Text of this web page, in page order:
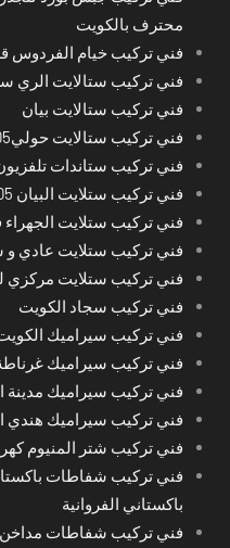
محترف بالكويت
فني تركيب خيام الفردوس
فني تركيب ستالايت الري
فني تركيب ستالايت بيان
فني تركيب ستالايت حولي55806005
فني تركيب ستاندات
فني تركيب ستلايت البيان 55806005
فني تركيب ستلايت
فني تركيب ستلايت عادي
فني تركيب ستلايت مركزي
فني تركيب سجاد الكويت
فني تركيب سيراميك
فني تركيب سيراميك
فني تركيب سيراميك مدينة
فني تركيب سيراميك هندي
فني تركيب شتر المنيوم
فني تركيب شفاطات
باكستاني الفروانية
فني تركيب شفاطات مداخن